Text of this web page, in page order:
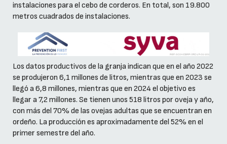
instalaciones para el cebo de corderos. En total, son 19.800
metros cuadrados de instalaciones.
Los datos productivos de la granja indican que en el año 2022
se produjeron 6,1 millones de litros, mientras que en 2023 se
llegó a 6,8 millones, mientras que en 2024 el objetivo es
llegar a 7,2 millones. Se tienen unos 518 litros por oveja y año,
con más del 70% de las ovejas adultas que se encuentran en
ordeño. La producción es aproximadamente del 52% en el
primer semestre del año.